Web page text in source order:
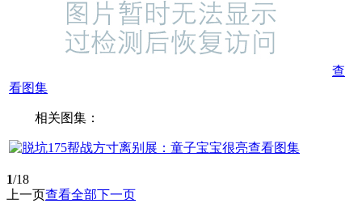
查
看图集
相关图集：
查看图集
1/18
上一页查看全部下一页